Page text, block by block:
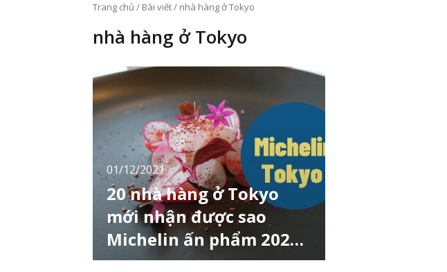
Trang chủ / Bài viết/ nhà hàng ở Tokyo
nhà hàng ở Tokyo
01/12/2021
20 nhà hàng ở Tokyo
mới nhận được sao
Michelin ấn phẩm 2022
(kì 1)
Michelin Guide Tokyo tổ chức lễ kỷ niệm 15